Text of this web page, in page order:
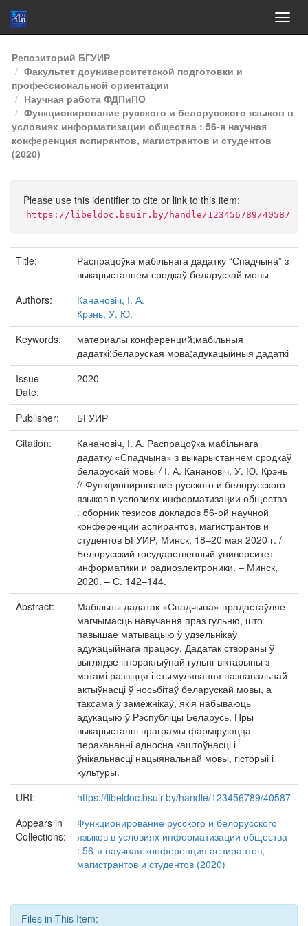
Skip
navigation
Репозиторий БГУИР
Факультет доуниверситетской подготовки и
профессиональной ориентации
Научная работа ФДПиПО
Функционирование русского и белорусского языков в
условиях информатизации общества : 56-я научная
конференция аспирантов, магистрантов и студентов
(2020)
Please use this identifier to cite or link to this item:
https://libeldoc.bsuir.by/handle/123456789/40587
Title:
Распрацоўка мабільнага дадатку “Спадчына” з
выкарыстаннем сродкаў беларускай мовы
Authors:
Канановіч, І. А.
Крэнь, У. Ю.
Keywords:
материалы конференций;мабільныя
дадаткі;беларуская мова;адукацыйныя дадаткі
Issue
Date:
2020
Publisher:
БГУИР
Citation:
Канановіч, І. А. Распрацоўка мабільнага
дадатку «Спадчына» з выкарыстаннем сродкаў
беларускай мовы / І. А. Канановіч, У. Ю. Крэнь
// Функционирование русского и белорусского
языков в условиях информатизации общества
: сборник тезисов докладов 56-ой научной
конференции аспирантов, магистрантов и
студентов БГУИР, Минск, 18–20 мая 2020 г. /
Белорусский государственный университет
информатики и радиоэлектроники. – Минск,
2020. – С. 142–144.
Abstract:
Мабільны дадатак «Спадчына» прадастаўляе
магчымасць навучання праз гульню, што
павышае матывацыю ў удзельнікаў
адукацыйнага працэсу. Дадатак створаны ў
выглядзе інтэрактыўнай гульні-віктарыны з
мэтамі развіцця і стымулявання пазнавальнай
актыўнасці ў носьбітаў беларускай мовы, а
таксама ў замежнікаў, якія набываюць
адукацыю ў Рэспубліцы Беларусь. Пры
выкарыстанні праграмы фарміруюцца
перакананні адносна каштоўнасці і
ўнікальнасці нацыянальнай мовы, гісторыі і
культуры.
URI:
https://libeldoc.bsuir.by/handle/123456789/40587
Appears in
Collections:
Функционирование русского и белорусского
языков в условиях информатизации общества
: 56-я научная конференция аспирантов,
магистрантов и студентов (2020)
Files in This Item: